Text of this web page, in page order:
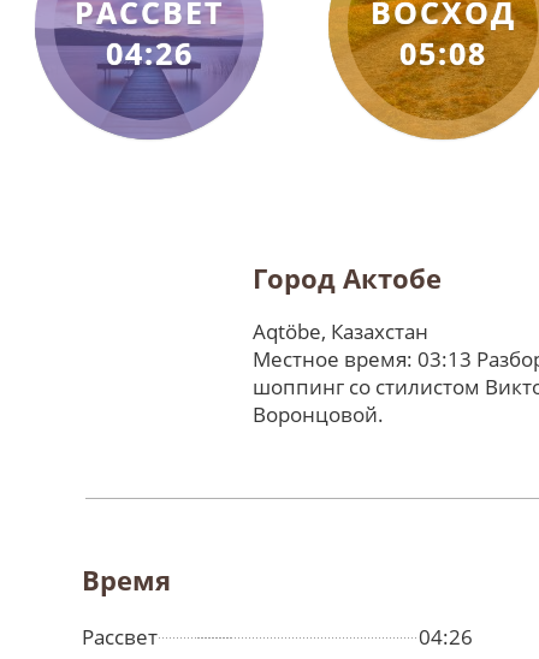
РАССВЕТ
04:26
ВОСХОД
05:08
Город Актобе
Aqtöbe, Казахстан
Местное время: 03:13
шоппинг со стилистом
Воронцовой.
Время
Рассвет
04:26